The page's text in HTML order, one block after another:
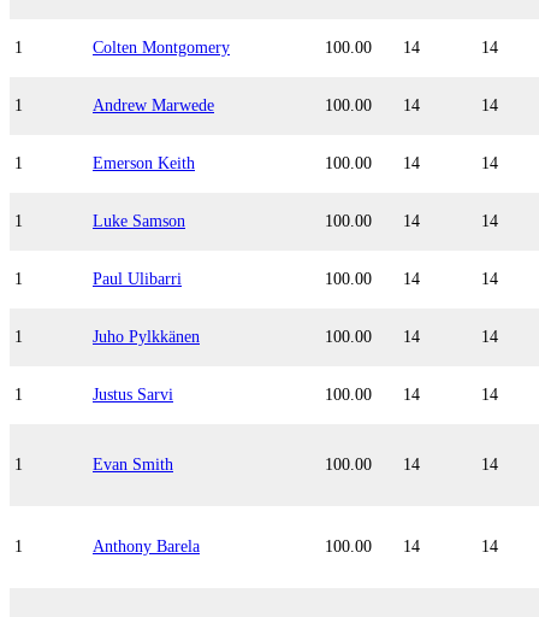
1 Colten Montgomery 100.00 14 14
1 Andrew Marwede 100.00 14 14
1 Emerson Keith 100.00 14 14
1 Luke Samson 100.00 14 14
1 Paul Ulibarri 100.00 14 14
1 Juho Pylkkänen 100.00 14 14
1 Justus Sarvi 100.00 14 14
1 Evan Smith 100.00 14 14
1 Anthony Barela 100.00 14 14